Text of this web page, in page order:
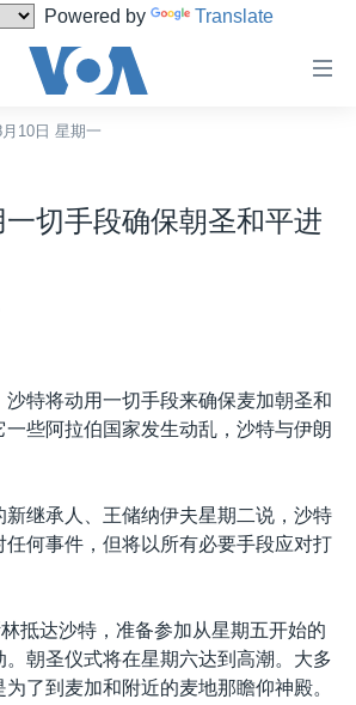
Powered by Translate
10日 星期一
切手段确保朝圣和平进
特将动用一切手段来确保麦加朝圣和
些阿拉伯国家发生动乱，沙特与伊朗
新继承人、王储纳伊夫星期二说，沙特
任何事件，但将以所有必要手段应对打
抵达沙特，准备参加从星期五开始的
朝圣仪式将在星期六达到高潮。大多
了到麦加和附近的麦地那瞻仰神殿。